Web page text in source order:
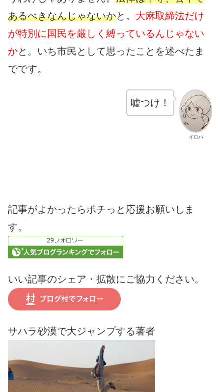
あるべきなんじゃないかと。 大麻取締法だけ
が特別に国民を厳しく縛っているんじゃない
かと。いち市民として思ったことを述べたま
でです。
イロハ
嘘つけ！
記事がよかったらポチっと応援お願いしま
す。
いい記事のシェア・拡散にご協力ください。
サハラ砂漠で大ジャンプする著者